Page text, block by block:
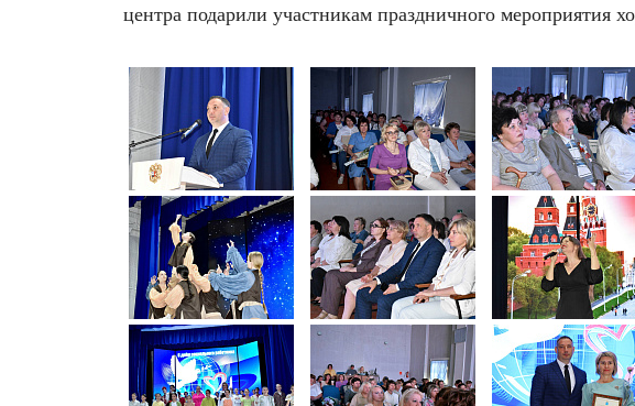
центра подарили участникам праздничного мероприятия